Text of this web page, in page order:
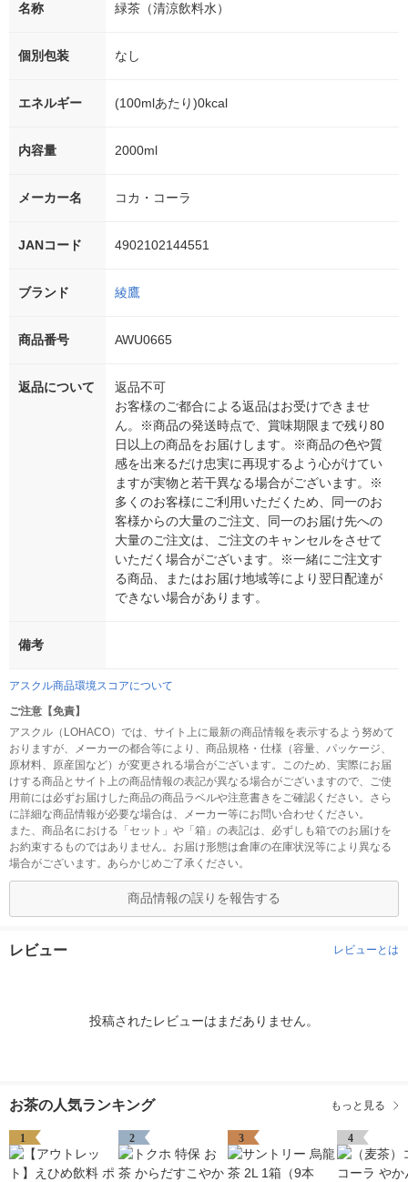
名称 緑茶（清涼飲料水）
個別包装 なし
エネルギー (100mlあたり)0kcal
内容量 2000ml
メーカー名 コカ・コーラ
JANコード 4902102144551
ブランド 綾鷹
商品番号 AWU0665
返品について
返品不可
お客様のご都合による返品はお受けできませ
ん。※商品の発送時点で、賞味期限まで残り80
日以上の商品をお届けします。※商品の色や質
感を出来るだけ忠実に再現するよう心がけてい
ますが実物と若干異なる場合がございます。※
多くのお客様にご利用いただくため、同一のお
客様からの大量のご注文、同一のお届け先への
大量のご注文は、ご注文のキャンセルをさせて
いただく場合がございます。※一緒にご注文す
る商品、またはお届け地域等により翌日配達が
できない場合があります。
備考
アスクル商品環境スコアについて
ご注意【免責】
アスクル（LOHACO）では、サイト上に最新の商品情報を表示するよう努めて
おりますが、メーカーの都合等により、商品規格・仕様（容量、パッケージ、
原材料、原産国など）が変更される場合がございます。このため、実際にお届
けする商品とサイト上の商品情報の表記が異なる場合がございますので、ご使
用前には必ずお届けした商品の商品ラベルや注意書きをご確認ください。さら
に詳細な商品情報が必要な場合は、メーカー等にお問い合わせください。
また、商品名における「セット」や「箱」の表記は、必ずしも箱でのお届けを
お約束するものではありません。お届け形態は倉庫の在庫状況等により異なる
場合がございます。あらかじめご了承ください。
商品情報の誤りを報告する
レビュー レビューとは
投稿されたレビューはまだありません。
お茶の人気ランキング もっと見る
1 2 3 4